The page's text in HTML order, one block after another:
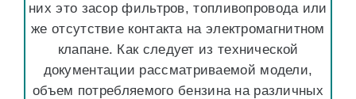
них это засор фильтров, топливопровода или
же отсутствие контакта на электромагнитном
клапане. Как следует из технической
документации рассматриваемой модели,
объем потребляемого бензина на различных